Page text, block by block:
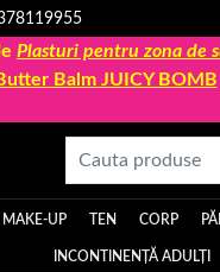
Plasturi pentru zona de
Balm JUICY BOMB
MAKE-UP TEN CORP
INCONTINENȚĂ ADULȚI